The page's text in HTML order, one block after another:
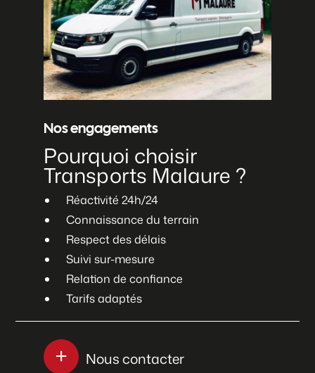
Nos engagements
Pourquoi choisir
Transports Malaure ?
Réactivité 24h/24
Connaissance du terrain
Respect des délais
Suivi sur-mesure
Relation de confiance
Tarifs adaptés
Nous contacter